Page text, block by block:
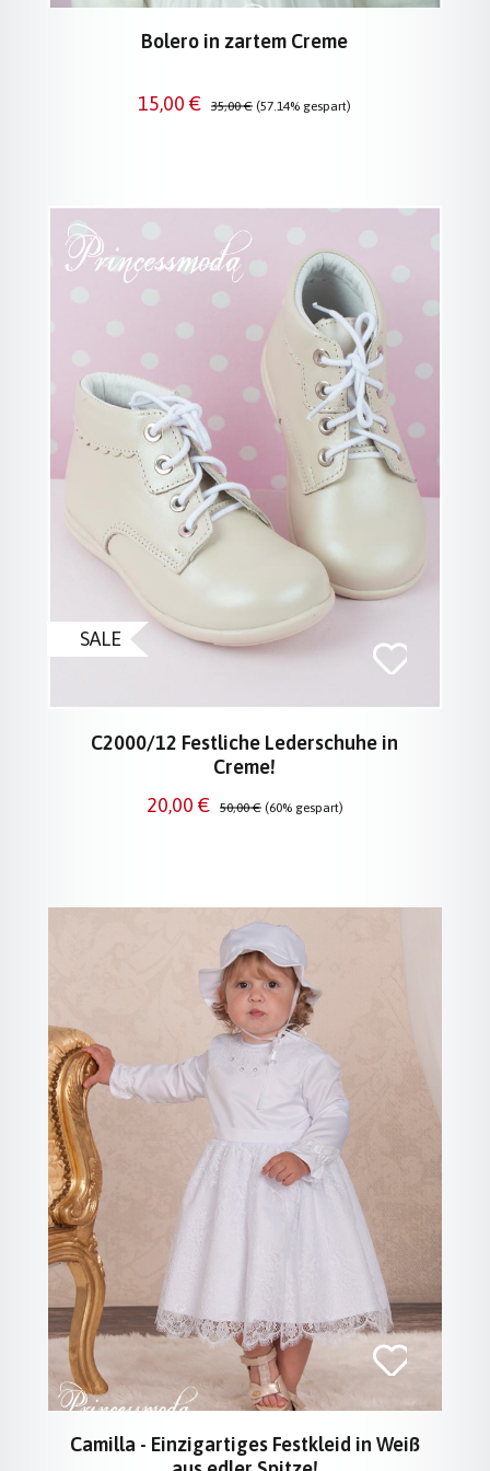
Bolero in zartem Creme
Verkaufspreis:
15,00 € Regulärer Preis:
35,00 € (57.14% gespart)
SALE
C2000/12 Festliche Lederschuhe in
Creme!
Verkaufspreis:
20,00 € Regulärer Preis:
50,00 € (60% gespart)
Camilla - Einzigartiges Festkleid in Weiß